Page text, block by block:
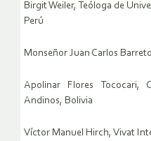
Birgit Weiler, Teóloga de
Perú
Monseñor Juan Carlos
Apolinar Flores Tococari,
Andinos, Bolivia
Víctor Manuel Hirch, Vivat